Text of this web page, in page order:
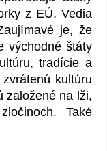
z EÚ. Vedia
je, že
východné štáty
tradície a
kultúru
založené na lži,
Také